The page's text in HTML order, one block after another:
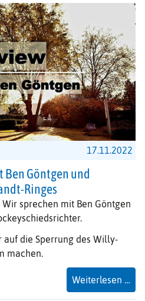
17.11.2022
Göntgen und
Ringes
sprechen mit Ben Göntgen
auf die Sperrung des Willy-
machen.
Weiterlesen …